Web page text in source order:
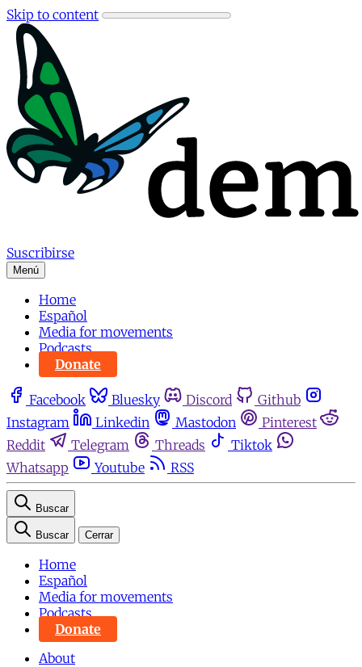
Skip to content
Suscribirse
Menú
Home
Español
Media for movements
Podcasts
Donate
Facebook Bluesky Discord
Github
Instagram
Linkedin Mastodon
Pinterest
Reddit
Telegram Threads
Tiktok
Whatsapp
Youtube RSS
Buscar
Buscar Cerrar
Home
Español
Media for movements
Podcasts
Donate
About